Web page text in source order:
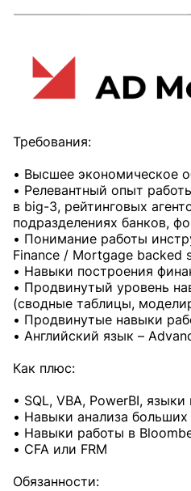
Требования:
• Высшее экономическое
• Релевантный опыт
в big-3, рейтинговых
подразделениях банков,
• Понимание работы
Finance / Mortgage backed
• Навыки построения
• Продвинутый уровень
(cводные таблицы,
• Продвинутые навыки
• Английский язык –
Как плюс:
• SQL, VBA, PowerBI,
• Навыки анализа
• Навыки работы в
• СFA или FRM
Обязанности: